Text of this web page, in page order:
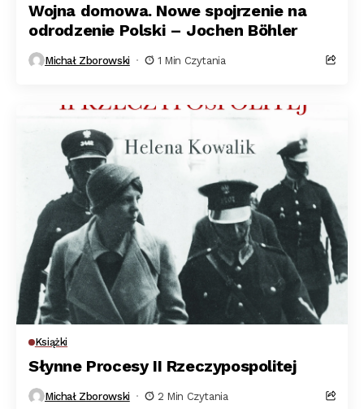
Wojna domowa. Nowe spojrzenie na
odrodzenie Polski – Jochen Böhler
Michał Zborowski 1 Min Czytania
Książki
Słynne Procesy II Rzeczypospolitej
Michał Zborowski 2 Min Czytania